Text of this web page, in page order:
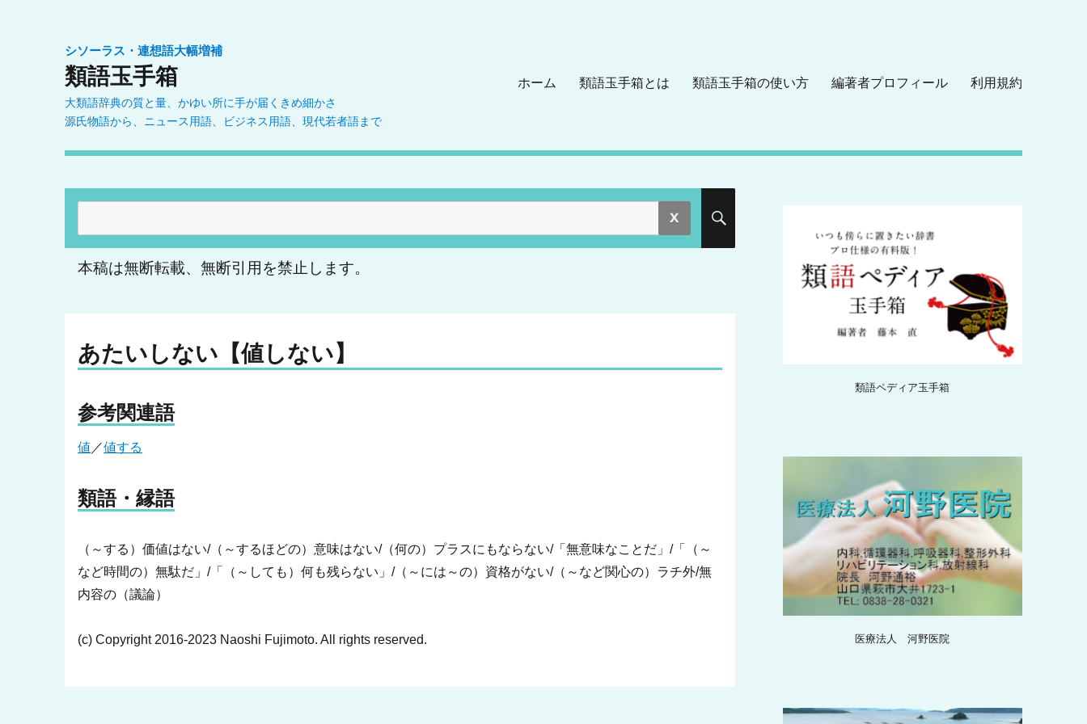
シソーラス・連想語大幅増補
類語玉手箱
大類語辞典の質と量、かゆい所に手が届くきめ細かさ
源氏物語から、ニュース用語、ビジネス用語、現代若者語まで
ホーム 類語玉手箱とは 類語玉手箱の使い方 編著者プロフィール 利用規約
索:
本稿は無断転載、無断引用を禁止します。
あたいしない【値しない】
参考関連語
値 ／値する
類語・縁語
（～する）価値はない/（～するほどの）意味はない/（何の）プラスにもならない/「無意味なことだ」/「（～
など時間の）無駄だ」/「（～しても）何も残らない」/（～には～の）資格がない/（～など関心の）ラチ外/無
内容の（議論）
(c) Copyright 2016-2023 Naoshi Fujimoto. All rights reserved.
類語ペディア玉手箱
医療法人 河野医院